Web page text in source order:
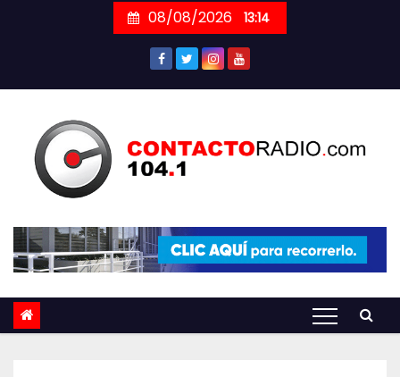
08/08/2026 13:14